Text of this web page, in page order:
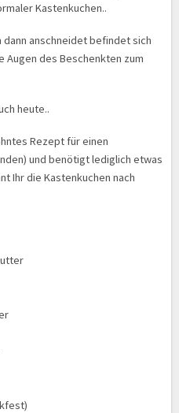
Kastenkuchen..
dann anschneidet befindet sich
Augen des Beschenkten zum
heute..
Rezept für einen
und benötigt lediglich etwas
Ihr die Kastenkuchen nach